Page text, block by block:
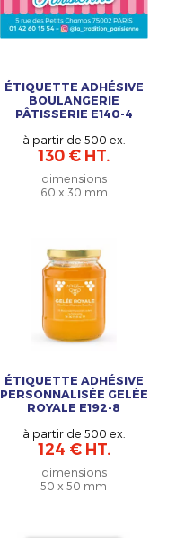
ÉTIQUETTE ADHÉSIVE
BOULANGERIE
PÂTISSERIE E140-4
à partir de 500 ex.
130 € HT.
dimensions
60 x 30 mm
ÉTIQUETTE ADHÉSIVE
PERSONNALISÉE GELÉE
ROYALE E192-8
à partir de 500 ex.
124 € HT.
dimensions
50 x 50 mm